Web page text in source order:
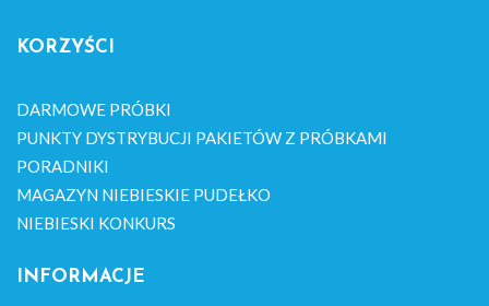
KORZYŚCI
DARMOWE PRÓBKI
PUNKTY DYSTRYBUCJI PAKIETÓW Z PRÓBKAMI
PORADNIKI
MAGAZYN NIEBIESKIE PUDEŁKO
NIEBIESKI KONKURS
INFORMACJE